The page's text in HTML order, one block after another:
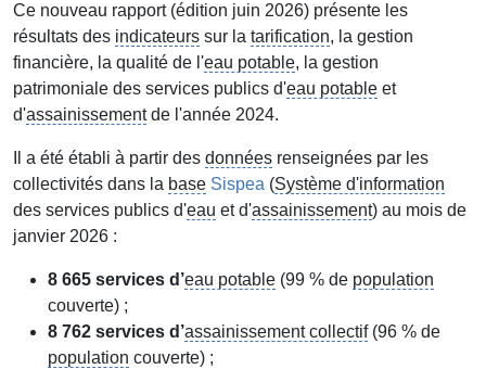
Ce nouveau rapport (édition juin 2026) présente les
résultats des indicateurs sur la tarification, la gestion
financière, la qualité de l'eau potable, la gestion
patrimoniale des services publics d'eau potable et
d'assainissementde l'année 2024.
Il a été établi à partir des données renseignées par les
collectivités dans la base Sispea (Système d'information
des services publics d'eau et d'assainissement) au mois de
janvier 2026 :
8 665 services d’eau potable (99 % de population
couverte) ;
8 762 services d’assainissement collectif(96 % de
population couverte) ;